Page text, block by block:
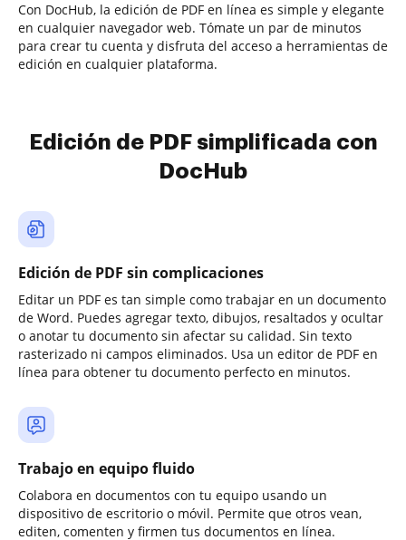
Con DocHub, la edición de PDF en línea es simple y elegante
en cualquier navegador web. Tómate un par de minutos
para crear tu cuenta y disfruta del acceso a herramientas de
edición en cualquier plataforma.
Edición de PDF simplificada con
DocHub
Edición de PDF sin complicaciones
Editar un PDF es tan simple como trabajar en un documento
de Word. Puedes agregar texto, dibujos, resaltados y ocultar
o anotar tu documento sin afectar su calidad. Sin texto
rasterizado ni campos eliminados. Usa un editor de PDF en
línea para obtener tu documento perfecto en minutos.
Trabajo en equipo fluido
Colabora en documentos con tu equipo usando un
dispositivo de escritorio o móvil. Permite que otros vean,
editen, comenten y firmen tus documentos en línea.